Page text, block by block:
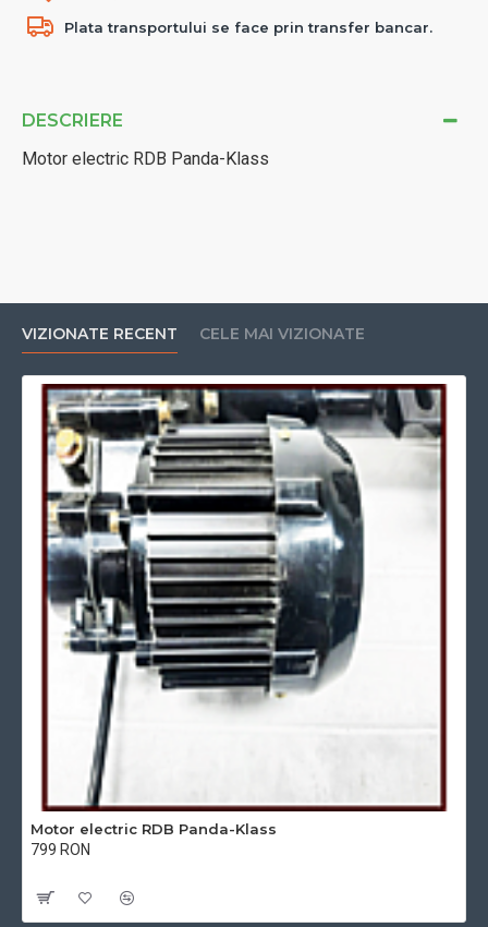
DESCRIERE
Motor electric RDB Panda-Klass
Plata transportului se face prin transfer bancar.
VIZIONATE RECENT CELE MAI VIZIONATE
Motor electric RDB Panda-Klass
799 RON